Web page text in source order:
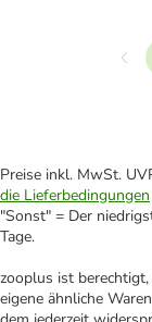
Preise inkl. MwSt.
die Lieferbedingungen
"Sonst" = Der
Tage.
zooplus ist
eigene ähnliche